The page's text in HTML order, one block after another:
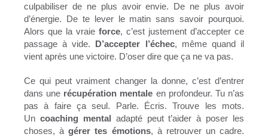
culpabiliser de ne plus avoir envie. De ne plus avoir
d’énergie. De te lever le matin sans savoir pourquoi.
Alors que la vraie force, c’est justement d’accepter ce
passage à vide. D’accepter l’échec, même quand il
vient après une victoire. D’oser dire que ça ne va pas.
Ce qui peut vraiment changer la donne, c’est d’entrer
dans une récupération mentale en profondeur. Tu n’as
pas à faire ça seul. Parle. Écris. Trouve les mots.
Un coaching mental adapté peut t’aider à poser les
choses, àgérer tes émotions, à retrouver un cadre.